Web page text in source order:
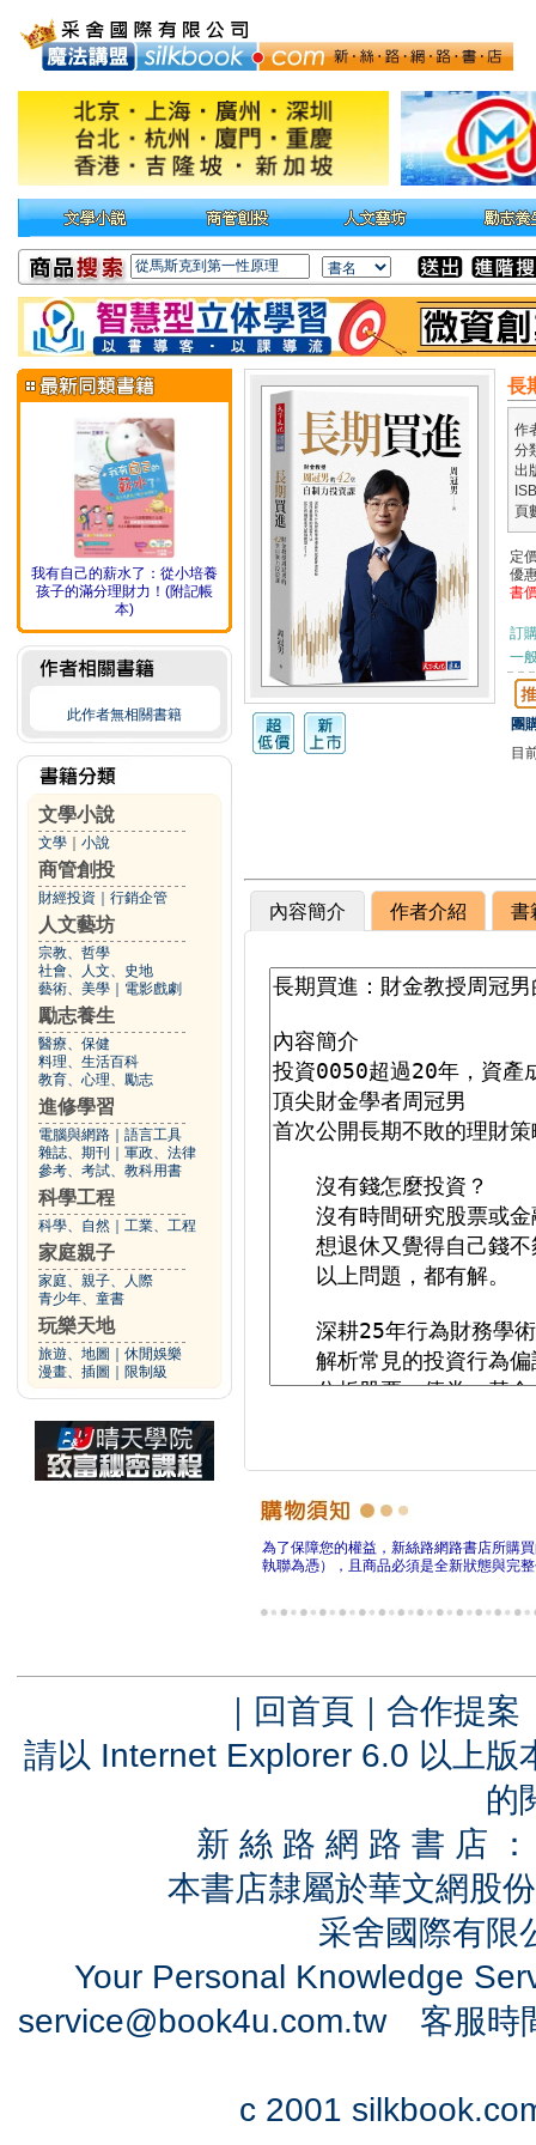
我有自己的薪水了：從小培養
孩子的滿分理財力！(附記帳
本)
此作者無相關書籍
文學小說
文學 小說
商管創投
財經投資 行銷企管
人文藝坊
宗教、哲學
社會、人文、史地
藝術、美學
電影戲劇
勵志養生
醫療、保健
料理、生活百科
教育、心理、勵志
進修學習
電腦與網路
語言工具
雜誌、期刊
軍政、法律
參考、考試、教科用書
科學工程
科學、自然 工業、工程
家庭親子
家庭、親子、人際
青少年、童書
玩樂天地
旅遊、地圖
休閒娛樂
漫畫、插圖
限制級
長
作
分
出
頁
定
優
書
訂
一
團
目
內容簡介 作者介紹 書
為了保障您的權益，新絲路網路書店所購
執聯為憑），且商品必須是全新狀態與完
｜ 回首頁 ｜ 合作提案
請以 Internet Explorer 6.0 以上
的
新 絲 路 網 路 書 店
本書店隸屬於華文網股
采舍國際有
Your Personal Knowledge
service@book4u.com.tw客服時
c 2001